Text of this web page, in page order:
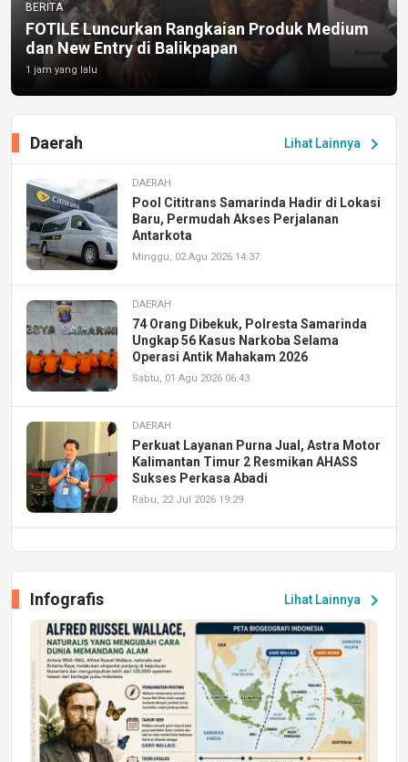
BERITA
FOTILE Luncurkan Rangkaian Produk Medium
dan New Entry di Balikpapan
1 jam yang lalu
Lihat Lainnya chevron_right
Daerah
DAERAH
Pool Cititrans Samarinda Hadir di Lokasi
Baru, Permudah Akses Perjalanan
Antarkota
Minggu, 02 Agu 2026 14:37
DAERAH
74 Orang Dibekuk, Polresta Samarinda
Ungkap 56 Kasus Narkoba Selama
Operasi Antik Mahakam 2026
Sabtu, 01 Agu 2026 06:43
DAERAH
Perkuat Layanan Purna Jual, Astra Motor
Kalimantan Timur 2 Resmikan AHASS
Sukses Perkasa Abadi
Rabu, 22 Jul 2026 19:29
Peluang Kerja dan Magang
Jumat, 17 Jul 2026 22:30
DAERAH
Astra Motor Kalimantan Timur 2 Dukung
Mahasiswa Samarinda dalam Astra
Honda SDGs Future Leaders 2026
Jumat, 10 Jul 2026 19:01
Lihat Lainnya chevron_right
Infografis